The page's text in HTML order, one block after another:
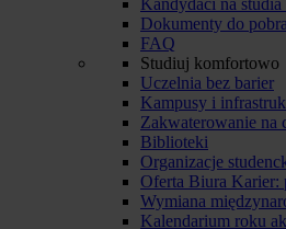
Kandydaci na
Dokumenty do
FAQ
Studiuj komfortowo
Uczelnia bez barier
Kampusy i
Zakwaterowanie na
Biblioteki
Organizacje
Oferta Biura Karier:
Wymiana
Kalendarium roku